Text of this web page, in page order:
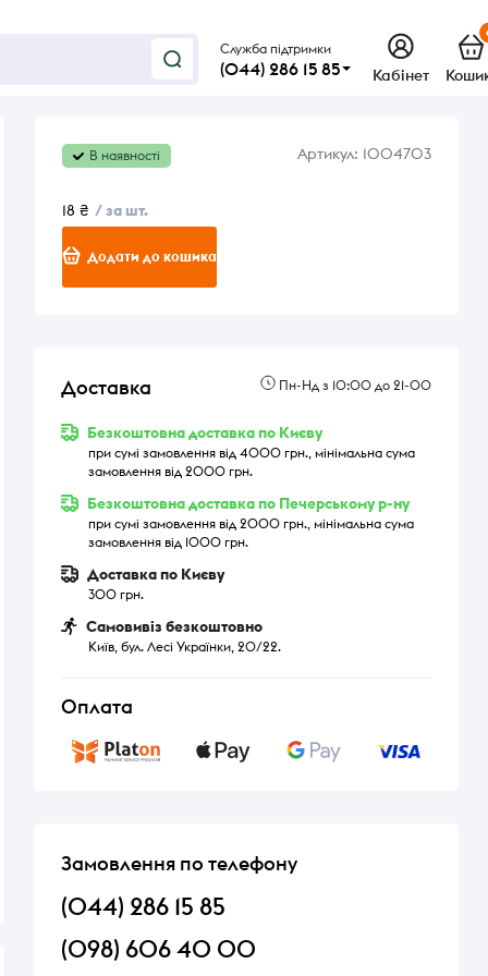
Служба підтримки
(044) 286 15 85 Кабінет
В наявності Артикул: 1004703
18 ₴ / за шт.
Додати до кошика
Доставка Пн-Нд з 10:00 до 21-00
Безкоштовна доставка по Києву
при сумі замовлення від 4000 грн., мінімальна сума
замовлення від 2000 грн.
Безкоштовна доставка по Печерському р-ну
при сумі замовлення від 2000 грн., мінімальна сума
замовлення від 1000 грн.
Доставка по Києву
300 грн.
Самовивіз безкоштовно
Київ, бул. Лесі Українки, 20/22.
Оплата
Замовлення по телефону
(044) 286 15 85
(098) 606 40 00